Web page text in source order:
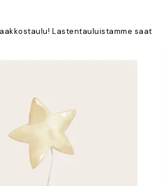
Lastentauluistamme saat